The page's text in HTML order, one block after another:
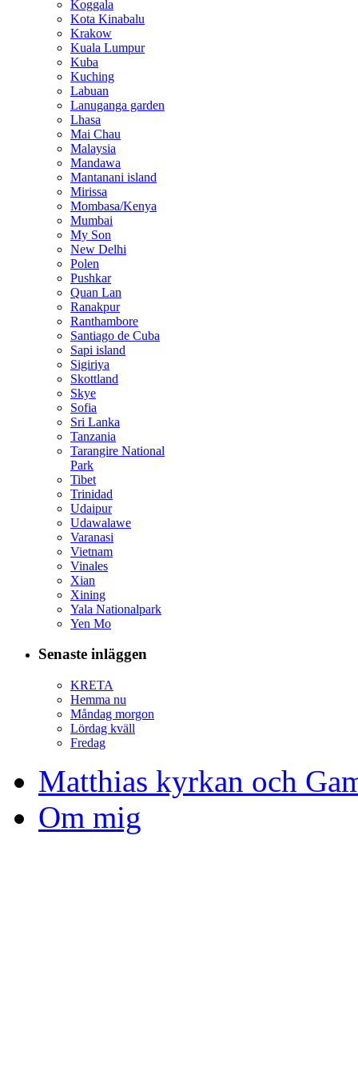
Koggala
Kota Kinabalu
Krakow
Kuala Lumpur
Kuba
Kuching
Labuan
Lanuganga garden
Lhasa
Mai Chau
Malaysia
Mandawa
Mantanani island
Mirissa
Mombasa/Kenya
Mumbai
My Son
New Delhi
Polen
Pushkar
Quan Lan
Ranakpur
Ranthambore
Santiago de Cuba
Sapi island
Sigiriya
Skottland
Skye
Sofia
Sri Lanka
Tanzania
Tarangire National
Park
Tibet
Trinidad
Udaipur
Udawalawe
Varanasi
Vietnam
Vinales
Xian
Xining
Yala Nationalpark
Yen Mo
Senaste inläggen
KRETA
Hemma nu
Måndag morgon
Lördag kväll
Fredag
Matthias kyrkan och
Om mig